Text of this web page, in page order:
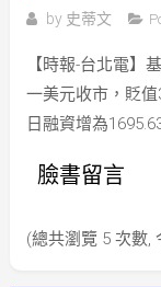
by 史蒂文
【時報-台北電】
一美元收市，貶
日融資增為
臉書留言
(總共瀏覽 5 次數,